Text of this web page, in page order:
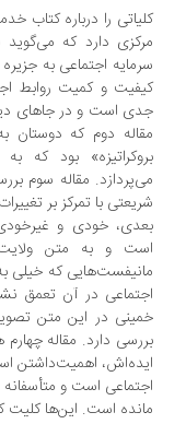
را درباره کتاب خدمت
دارد که می‌گوید
اجتماعی به جزیره
و کمیت روابط
است و در جاهای دیگر،
دوم که دوستان به
بود که به
مقاله سوم بررسی
با تمرکز بر تغییرات
خودی و غیرخودی‌های
و به متن ولایت
که خیلی به آن
در آن تعمق نشده
در این متن تصویری
دارد. مقاله چهارم هم
اهمیت‌داشتن‌ استفتاء
است و متأسفانه این
است. این‌ها کلیت کتاب